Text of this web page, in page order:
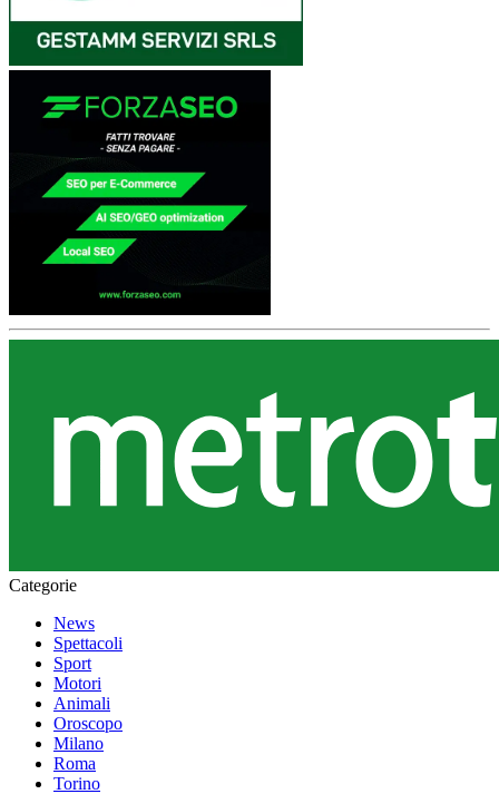
Categorie
News
Spettacoli
Sport
Motori
Animali
Oroscopo
Milano
Roma
Torino